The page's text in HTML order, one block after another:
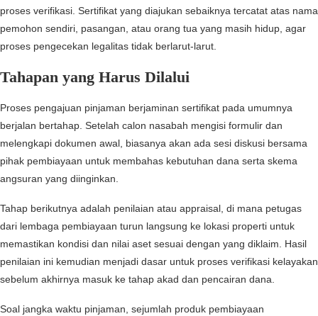
proses verifikasi. Sertifikat yang diajukan sebaiknya tercatat atas nama
pemohon sendiri, pasangan, atau orang tua yang masih hidup, agar
proses pengecekan legalitas tidak berlarut-larut.
Tahapan yang Harus Dilalui
Proses pengajuan pinjaman berjaminan sertifikat pada umumnya
berjalan bertahap. Setelah calon nasabah mengisi formulir dan
melengkapi dokumen awal, biasanya akan ada sesi diskusi bersama
pihak pembiayaan untuk membahas kebutuhan dana serta skema
angsuran yang diinginkan.
Tahap berikutnya adalah penilaian atau appraisal, di mana petugas
dari lembaga pembiayaan turun langsung ke lokasi properti untuk
memastikan kondisi dan nilai aset sesuai dengan yang diklaim. Hasil
penilaian ini kemudian menjadi dasar untuk proses verifikasi kelayakan
sebelum akhirnya masuk ke tahap akad dan pencairan dana.
Soal jangka waktu pinjaman, sejumlah produk pembiayaan